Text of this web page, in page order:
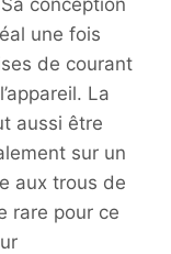
une fois
de courant
La
aussi être
sur un
aux trous de
rare pour ce